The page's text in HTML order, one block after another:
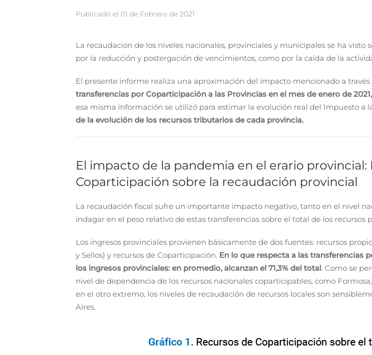
Publicado el 01 de Febrero de 2021
La recaudación de los niveles nacionales, provinciales y municipales se ha
por la reducción y postergación de vencimientos, como por la caída de la
El presente informe realiza una aproximación del impacto mencionado a través
transferencias por Coparticipación a las Provincias en el mes de enero de
esa misma información se utilizó para estimar la evolución real del Impuesto a
de la evolución de los recursos tributarios de cada provincia.
El impacto de la pandemia en el erario
Coparticipación sobre la recaudación provincial
La recaudación fiscal sufre un importante impacto negativo, tanto en el nivel
indagar en el peso relativo de estas transferencias sobre el total de los recursos
Los ingresos provinciales provienen básicamente de dos fuentes: recursos
y Sellos) y recursos de Coparticipación. En lo que respecta a las transferencias
los ingresos provinciales: en promedio, alcanzan el 71,3% del total. Como se
nivel de dependencia de los recursos nacionales coparticipables, como
en el otro extremo, los niveles de recaudación de recursos locales son
Aires.